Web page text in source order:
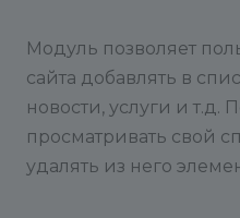
элемента (например, в
$APPLICATION-
".default",
Модуль позволяет
сайта добавлять в
новости, услуги и т.д.
просматривать свой
удалять из него